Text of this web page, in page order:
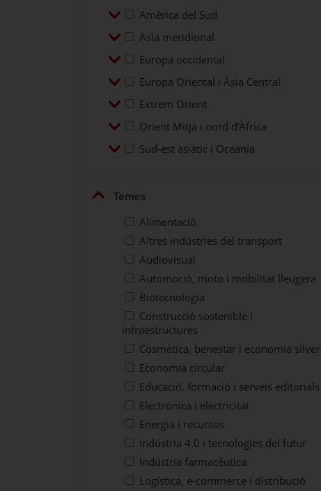
DesplegarAmèrica del Sud
Amèrica del Sud
DesplegarAsia meridional
Asia meridional
DesplegarEuropa occidental
Europa occidental
DesplegarEuropa Oriental i Àsia Central
Europa Oriental i Àsia Central
DesplegarExtrem Orient
Extrem Orient
DesplegarOrient Mitjà i nord d'Àfrica
Orient Mitjà i nord d'Àfrica
DesplegarSud-est asiàtic i Oceania
Sud-est asiàtic i Oceania
Plegar
Temes
Alimentació
Altres indústries del transport
Audiovisual
Automoció, moto i mobilitat lleugera
Biotecnologia
Construcció sostenible i
infraestructures
Cosmètica, benestar i economia silver
Economia circular
Educació, formació i serveis editorials
Electrònica i electricitat
Energia i recursos
Indústria 4.0 i tecnologies del futur
Indústria farmacèutica
Logística, e-commerce i distribució